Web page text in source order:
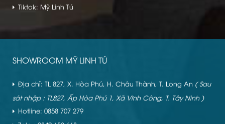
Tiktok: Mỹ Linh Tú
SHOWROOM MỸ LINH TÚ
Địa chỉ: TL 827, X. Hòa Phú, H. Châu Thành, T. Long An ( Sau
sát nhập : TL827, Ấp Hòa Phú 1, Xã Vĩnh Công, T. Tây Ninh )
Hotline: 0858 707 279